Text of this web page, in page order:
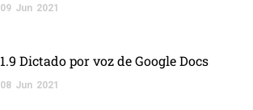
09 Jun 2021
1.9 Dictado por voz de Google Docs
08 Jun 2021